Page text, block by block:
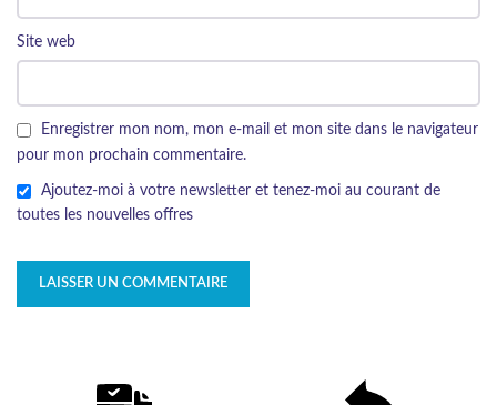
Site web
Enregistrer mon nom, mon e-mail et mon site dans le navigateur
pour mon prochain commentaire.
Ajoutez-moi à votre newsletter et tenez-moi au courant de
toutes les nouvelles offres